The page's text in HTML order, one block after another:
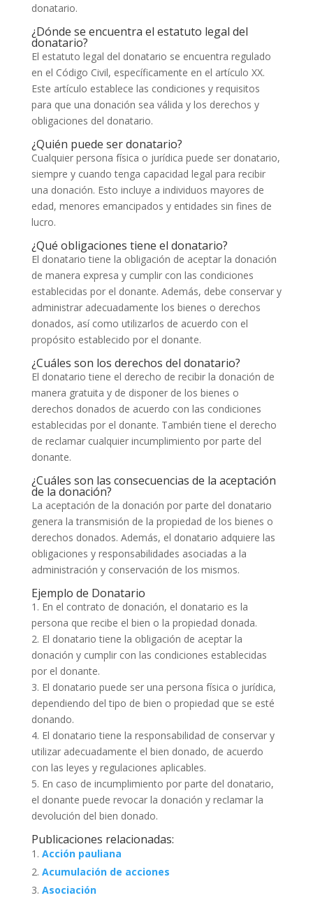
donatario.
¿Dónde se encuentra el estatuto legal del
donatario?
El estatuto legal del donatario se encuentra regulado
en el Código Civil, específicamente en el artículo XX.
Este artículo establece las condiciones y requisitos
para que una donación sea válida y los derechos y
obligaciones del donatario.
¿Quién puede ser donatario?
Cualquier persona física o jurídica puede ser donatario,
siempre y cuando tenga capacidad legal para recibir
una donación. Esto incluye a individuos mayores de
edad, menores emancipados y entidades sin fines de
lucro.
¿Qué obligaciones tiene el donatario?
El donatario tiene la obligación de aceptar la donación
de manera expresa y cumplir con las condiciones
establecidas por el donante. Además, debe conservar y
administrar adecuadamente los bienes o derechos
donados, así como utilizarlos de acuerdo con el
propósito establecido por el donante.
¿Cuáles son los derechos del donatario?
El donatario tiene el derecho de recibir la donación de
manera gratuita y de disponer de los bienes o
derechos donados de acuerdo con las condiciones
establecidas por el donante. También tiene el derecho
de reclamar cualquier incumplimiento por parte del
donante.
¿Cuáles son las consecuencias de la aceptación
de la donación?
La aceptación de la donación por parte del donatario
genera la transmisión de la propiedad de los bienes o
derechos donados. Además, el donatario adquiere las
obligaciones y responsabilidades asociadas a la
administración y conservación de los mismos.
Ejemplo de Donatario
1. En el contrato de donación, el donatario es la
persona que recibe el bien o la propiedad donada.
2. El donatario tiene la obligación de aceptar la
donación y cumplir con las condiciones establecidas
por el donante.
3. El donatario puede ser una persona física o jurídica,
dependiendo del tipo de bien o propiedad que se esté
donando.
4. El donatario tiene la responsabilidad de conservar y
utilizar adecuadamente el bien donado, de acuerdo
con las leyes y regulaciones aplicables.
5. En caso de incumplimiento por parte del donatario,
el donante puede revocar la donación y reclamar la
devolución del bien donado.
Publicaciones relacionadas:
Acción pauliana
Acumulación de acciones
Asociación